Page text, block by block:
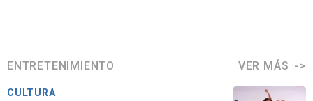
ENTRETENIMIENTO VER MÁS
CULTURA